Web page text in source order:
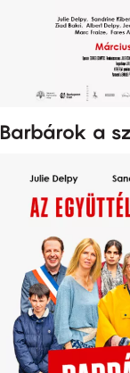
Barbárok a